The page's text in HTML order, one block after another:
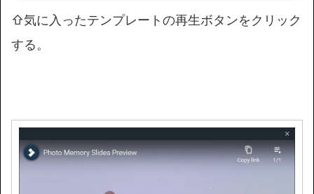
⇧気に入ったテンプレートの再生ボタンをクリック
する。